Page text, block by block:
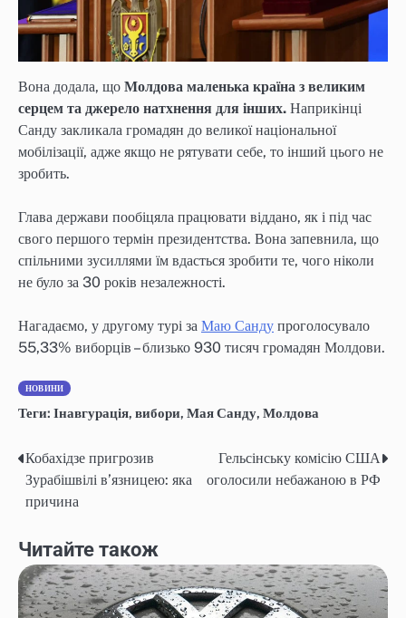
Вона додала, що Молдова маленька країна з великим
серцем та джерело натхнення для інших. Наприкінці
Санду закликала громадян до великої національної
мобілізації, адже якщо не рятувати себе, то інший цього не
зробить.
Глава держави пообіцяла працювати віддано, як і під час
свого першого термін президентства. Вона запевнила, що
спільними зусиллями їм вдасться зробити те, чого ніколи
не було за 30 років незалежності.
Нагадаємо, у другому турі за Маю Санду проголосувало
55,33% виборців – близько 930 тисяч громадян Молдови.
НОВИНИ
Теги: Інавгурація, вибори, Мая Санду, Молдова
Навігація
записів
Кобахідзе пригрозив
Зурабішвілі в’язницею: яка
причина
Гельсінську комісію США
оголосили небажаною в РФ
Читайте також